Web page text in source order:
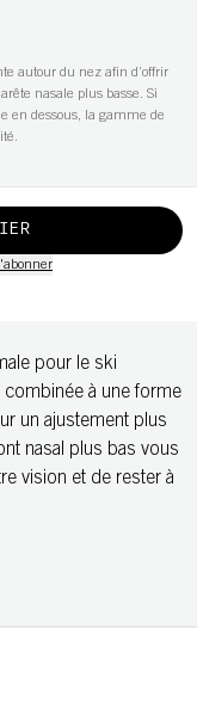
autour du nez afin d’offrir
nasale plus basse. Si
en dessous, la gamme de
pour le ski
à une forme
un ajustement plus
nasal plus bas vous
vision et de rester à